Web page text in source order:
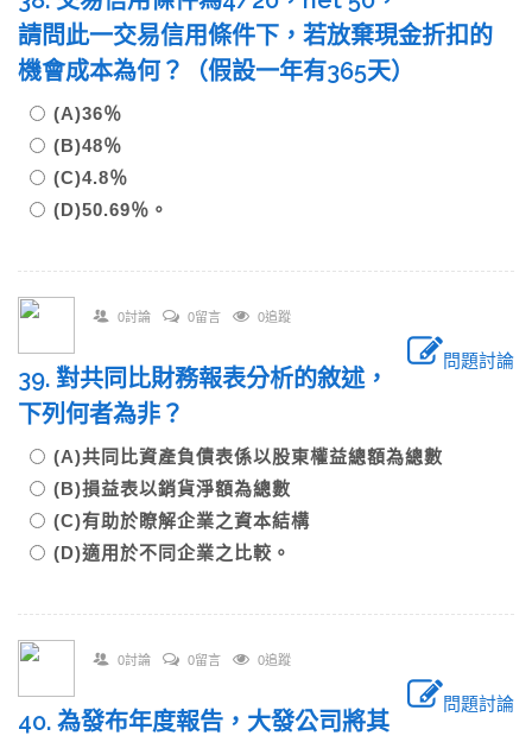
請問此一交易信用條件下，若放棄現金折扣的
機會成本為何？（假設一年有365天）
(A)36％
(B)48％
(C)4.8％
(D)50.69％。
0討論 0留言 0追蹤
問題討論
39. 對共同比財務報表分析的敘述，
下列何者為非？
(A)共同比資產負債表係以股東權益總額為總數
(B)損益表以銷貨淨額為總數
(C)有助於瞭解企業之資本結構
(D)適用於不同企業之比較。
0討論 0留言 0追蹤
問題討論
40. 為發布年度報告，大發公司將其